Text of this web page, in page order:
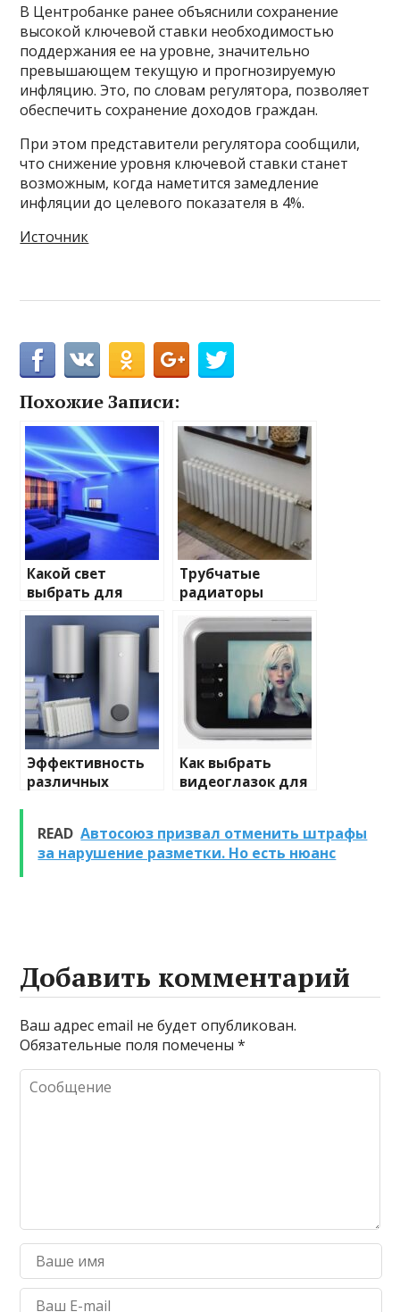
В Центробанке ранее объяснили сохранение
высокой ключевой ставки необходимостью
поддержания ее на уровне, значительно
превышающем текущую и прогнозируемую
инфляцию. Это, по словам регулятора, позволяет
обеспечить сохранение доходов граждан.
При этом представители регулятора сообщили,
что снижение уровня ключевой ставки станет
возможным, когда наметится замедление
инфляции до целевого показателя в 4%.
Источник
Похожие Записи:
Какой свет
выбрать для
домашнего
освещения
Трубчатые
радиаторы
и характеристики
Эффективность
различных
очистке и
промывке котлов
Как выбрать
видеоглазок для
READ Автосоюз призвал отменить штрафы
за нарушение разметки. Но есть нюанс
Добавить комментарий
Ваш адрес email не будет опубликован.
Обязательные поля помечены*